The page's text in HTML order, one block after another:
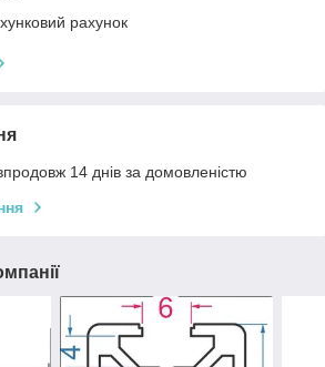
рахунок
14 днів за домовленістю